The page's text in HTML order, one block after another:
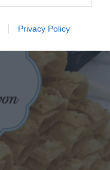
Privacy Policy